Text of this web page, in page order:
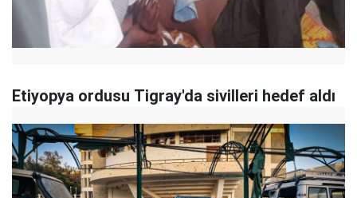
Etiyopya ordusu Tigray'da sivilleri hedef aldı